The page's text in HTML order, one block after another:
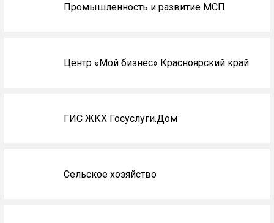
Промышленность и развитие МСП
Центр «Мой бизнес» Красноярский край
ГИС ЖКХ Госуслуги.Дом
Сельское хозяйство